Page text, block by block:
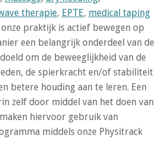
therapie, EPTE, medical taping
praktijk is actief bewegen op
een belangrijk onderdeel van de
om de beweeglijkheid van de
de spierkracht en/of stabiliteit
betere houding aan te leren. Een
zelf door middel van het doen van
hiervoor gebruik van
middels onze Physitrack